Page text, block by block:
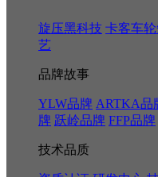
旋压黑科技 卡客车轮
艺
品牌故事
YLW品牌 ARTKA品
牌 跃岭品牌 FFP品牌
技术品质